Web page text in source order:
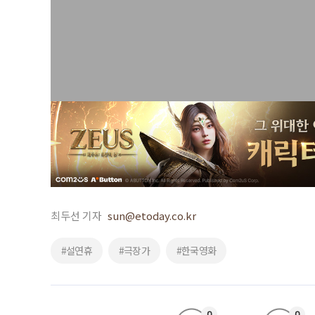
최두선 기자 sun@etoday.co.kr
#설연휴 #극장가 #한국영화